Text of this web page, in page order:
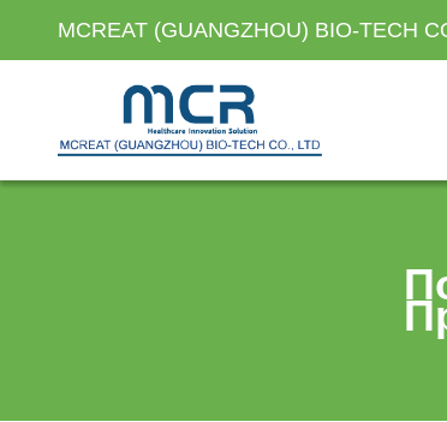
MCREAT (GUANGZHOU) BIO-TECH